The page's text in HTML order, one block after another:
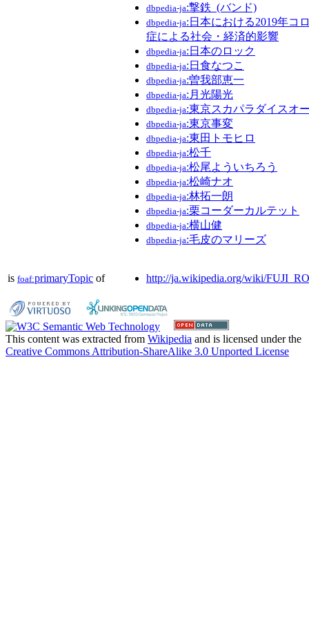
dbpedia-ja:撃鉄_(バンド)
dbpedia-ja:日本における2019年コ
症による社会・経済的影響
dbpedia-ja:日本のロック
dbpedia-ja:日食なつこ
dbpedia-ja:曽我部恵一
dbpedia-ja:月光陽光
dbpedia-ja:東京スカパラダイスオ
dbpedia-ja:東京事変
dbpedia-ja:東田トモヒロ
dbpedia-ja:松千
dbpedia-ja:松尾よういちろう
dbpedia-ja:松崎ナオ
dbpedia-ja:林拓一朗
dbpedia-ja:栗コーダーカルテット
dbpedia-ja:横山健
dbpedia-ja:毛皮のマリーズ
is foaf:primaryTopic of http://ja.wikipedia.org/wiki/
This content was extracted from Wikipedia and is licensed under the
Creative Commons Attribution-ShareAlike 3.0 Unported License